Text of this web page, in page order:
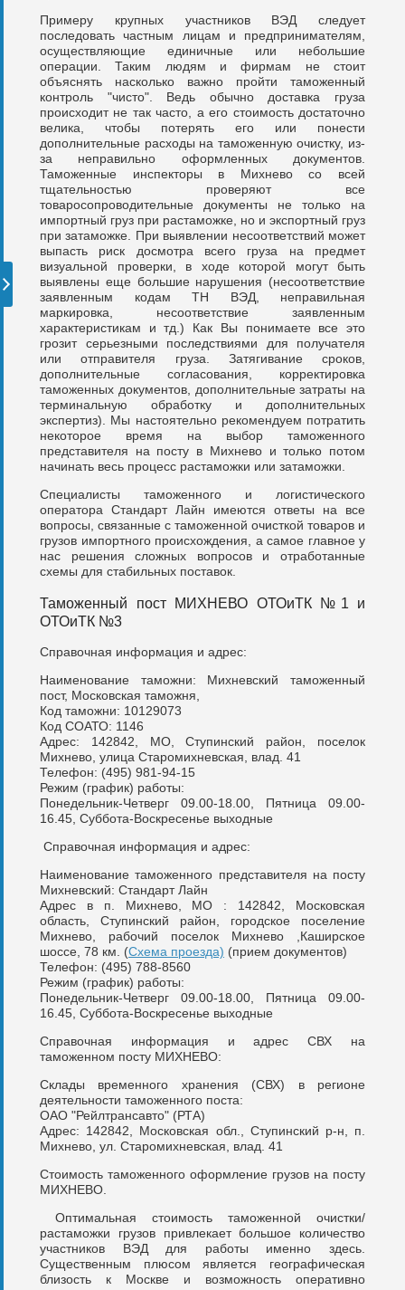
Примеру крупных участников ВЭД следует
последовать частным лицам и предпринимателям,
осуществляющие единичные или небольшие
операции. Таким людям и фирмам не стоит
объяснять насколько важно пройти таможенный
контроль "чисто". Ведь обычно доставка груза
происходит не так часто, а его стоимость достаточно
велика, чтобы потерять его или понести
дополнительные расходы на таможенную очистку, из-
за неправильно оформленных документов.
Таможенные инспекторы в Михнево со всей
тщательностью проверяют все
товаросопроводительные документы не только на
импортный груз при растаможке, но и экспортный груз
при затаможке. При выявлении несоответствий может
выпасть риск досмотра всего груза на предмет
визуальной проверки, в ходе которой могут быть
выявлены еще большие нарушения (несоответствие
заявленным кодам ТН ВЭД, неправильная
маркировка, несоответствие заявленным
характеристикам и тд.) Как Вы понимаете все это
грозит серьезными последствиями для получателя
или отправителя груза. Затягивание сроков,
дополнительные согласования, корректировка
таможенных документов, дополнительные затраты на
терминальную обработку и дополнительных
экспертиз). Мы настоятельно рекомендуем потратить
некоторое время на выбор таможенного
представителя на посту в Михнево и только потом
начинать весь процесс растаможки или затаможки.
Специалисты таможенного и логистического
оператора Стандарт Лайн имеются ответы на все
вопросы, связанные с таможенной очисткой товаров и
грузов импортного происхождения, а самое главное у
нас решения сложных вопросов и отработанные
схемы для стабильных поставок.
Таможенный пост МИХНЕВО ОТОиТК №1 и
ОТОиТК №3
Справочная информация и адрес:
Наименование таможни: Михневский таможенный
пост, Московская таможня,
Код таможни: 10129073
Код СОАТО: 1146
Адрес: 142842, МО, Ступинский район, поселок
Михнево, улица Старомихневская, влад. 41
Телефон: (495) 981-94-15
Режим (график) работы:
Понедельник-Четверг 09.00-18.00, Пятница 09.00-
16.45, Суббота-Воскресенье выходные
Справочная информация и адрес:
Наименование таможенного представителя на посту
Михневский: Стандарт Лайн
Адрес в п. Михнево, МО : 142842, Московская
область, Ступинский район, городское поселение
Михнево, рабочий поселок Михнево ,Каширское
шоссе, 78 км. (Схема проезда) (прием документов)
Телефон: (495) 788-8560
Режим (график) работы:
Понедельник-Четверг 09.00-18.00, Пятница 09.00-
16.45, Суббота-Воскресенье выходные
Справочная информация и адрес СВХ на
таможенном посту МИХНЕВО:
Склады временного хранения (СВХ) в регионе
деятельности таможенного поста:
ОАО "Рейлтрансавто" (РТА)
Адрес: 142842, Московская обл., Ступинский р-н, п.
Михнево, ул. Старомихневская, влад. 41
Стоимость таможенного оформление грузов на посту
МИХНЕВО.
Оптимальная стоимость таможенной очистки/
растаможки грузов привлекает большое количество
участников ВЭД для работы именно здесь.
Существенным плюсом является географическая
близость к Москве и возможность оперативно